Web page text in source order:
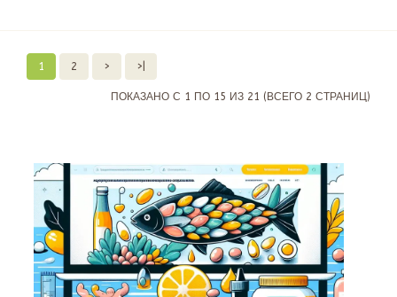
1 2 > >|
ПОКАЗАНО С 1 ПО 15 ИЗ 21 (ВСЕГО 2 СТРАНИЦ)